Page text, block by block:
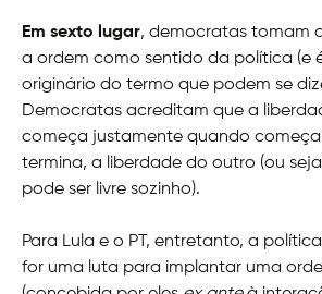
Em sexto lugar, democratas tomam
a ordem como sentido da política (e
originário do termo que podem se
Democratas acreditam que a
começa justamente quando
termina, a liberdade do outro (ou
pode ser livre sozinho).
Para Lula e o PT, entretanto, a
for uma luta para implantar uma